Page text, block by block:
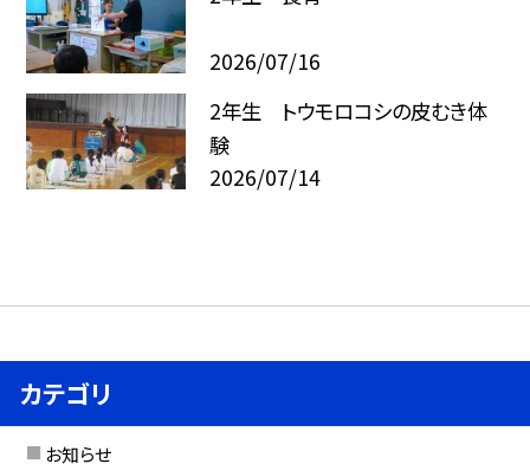
2026/07/16
2年生 トウモロコシの皮むき体
験
2026/07/14
カテゴリ
お知らせ